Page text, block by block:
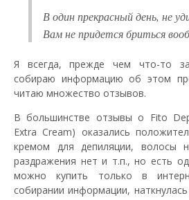
В один прекрасный день, не
Вам не придется бриться
Я всегда, прежде чем что-то
собираю информацию об этом
читаю множество отзывов.
В большинстве отзывы о Fito
Extra Cream) оказались
кремом для депиляции, волосы
раздражения нет и т.п., но есть
можно купить только в
собирании информации,